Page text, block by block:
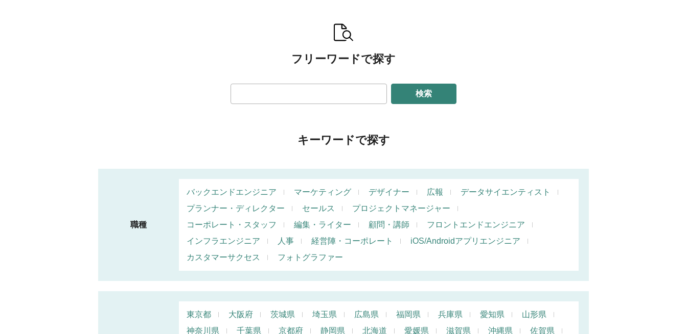
フリーワードで探す
検索
キーワードで探す
職種
バックエンドエンジニア マーケティング デザイナー 広報
データサイエンティスト
プランナー・ディレクター
セールス
プロジェクトマネージャー
コーポレート・スタッフ
編集・ライター 顧問・講師
フロントエンドエンジニア
インフラエンジニア
人事 経営陣・コーポレート
iOS/Androidアプリエンジニア
カスタマーサクセス
フォトグラファー
東京都 大阪府 茨城県 埼玉県 広島県 福岡県 兵庫県 愛知県
山形県
神奈川県
千葉県 京都府 静岡県 北海道 愛媛県 滋賀県 沖縄県
佐賀県